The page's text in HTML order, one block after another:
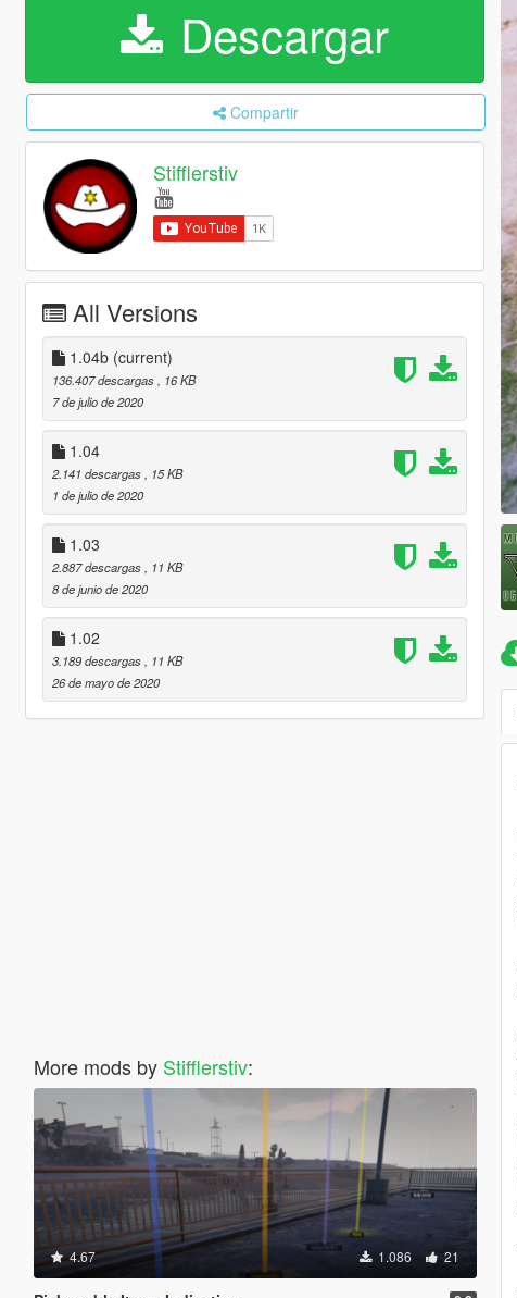
Descargar
Compartir
Stifflerstiv
All Versions
1.04b (current)
136.407 descargas
, 16 KB
7 de julio de 2020
1.04
2.141 descargas
, 15 KB
1 de julio de 2020
1.03
2.887 descargas
, 11 KB
8 de junio de 2020
1.02
3.189 descargas
, 11 KB
26 de mayo de 2020
More mods by Stifflerstiv:
4.67 1.086 21